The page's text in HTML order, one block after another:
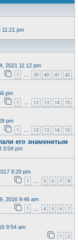
11:21 pm
2021 11:12 pm
1 … 39 40 41 42
pm
1 … 12 13 14 15
pm
1 … 12 13 14 15
его знаменитым
3:04 pm
9:20 pm
1 … 5 6 7 8
2016 9:46 am
1 … 4 5 6 7
9:54 am
1 2